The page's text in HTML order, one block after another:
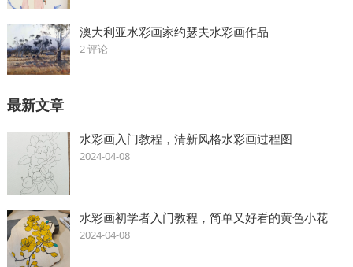
澳大利亚水彩画家约瑟夫水彩画作品
2 评论
最新文章
水彩画入门教程，清新风格水彩画过程图
2024-04-08
水彩画初学者入门教程，简单又好看的黄色小花
2024-04-08